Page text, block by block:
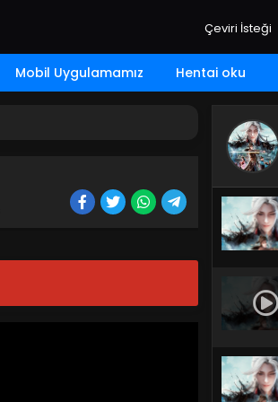
Çeviri İsteği
Mobil Uygulamamız Hentai oku